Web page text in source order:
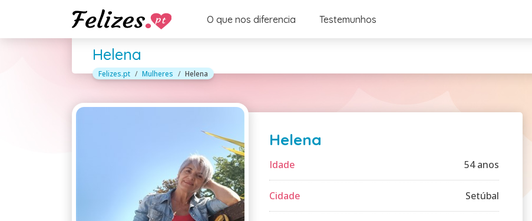
O que nos diferencia Testemunhos
Helena
Felizes.pt Mulheres Helena
Helena
Idade 54 anos
Cidade Setúbal